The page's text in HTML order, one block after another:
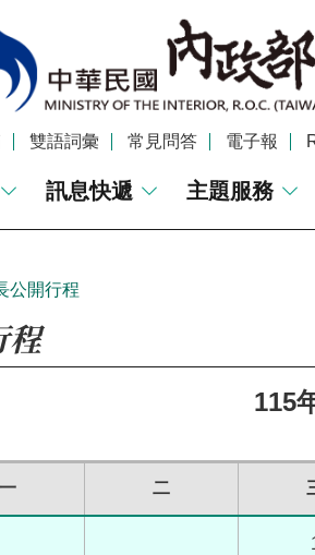
雙語詞彙 常見問答 電子報
訊息快遞 主題服務
公開行程
程
115
一 二